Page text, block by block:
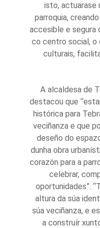
isto, actuarase
parroquia,
accesible e segura
co centro social, o
culturais,
A alcaldesa de
destacou que
histórica para
veciñanza e que
deseño do
dunha obra
corazón para a
celebrar,
oportunidades”.
altura da súa
súa veciñanza, e
a construír